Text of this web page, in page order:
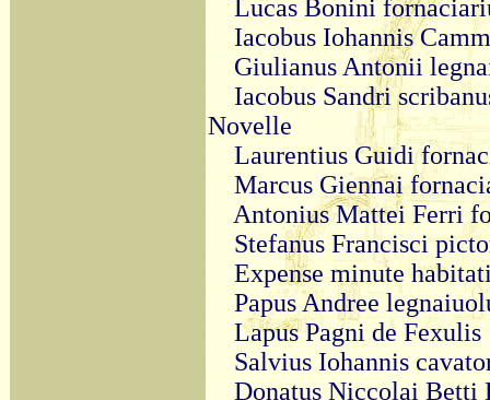
Lucas Bonini
Iacobus Iohannis
Giulianus Antonii
Iacobus Sandri
Novelle
Laurentius Guidi
Marcus Giennai
Antonius Mattei Ferri
Stefanus Francisci
Expense minute
Papus Andree
Lapus Pagni de Fexulis
Salvius Iohannis
Donatus Niccolai Betti